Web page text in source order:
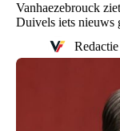
Vanhaezebrouck
Duivels iets nieuws